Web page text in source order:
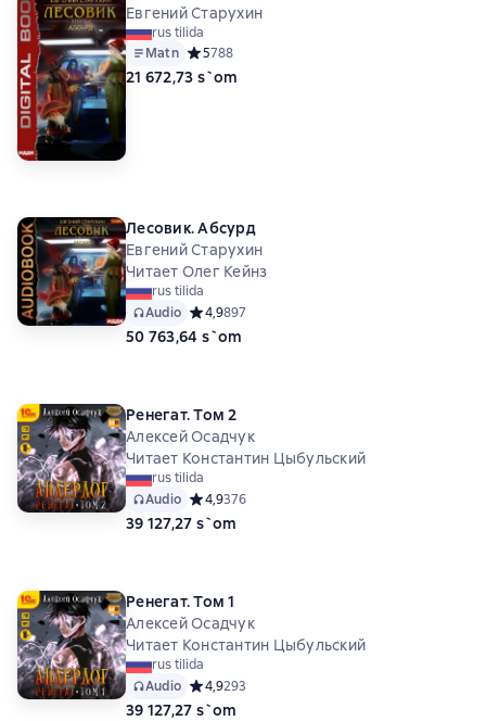
Евгений Старухин
rus tilida
Matn Средний рейтинг 5 на основе 788 оценок
5788
21 672,73 s`om
Лесовик. Абсурд
Евгений Старухин
Читает Олег Кейнз
rus tilida
Audio Средний рейтинг 4,9 на основе 897 оценок
4,9897
50 763,64 s`om
Ренегат. Том 2
Алексей Осадчук
Читает Константин Цыбульский
rus tilida
Audio Средний рейтинг 4,9 на основе 376 оценок
4,9376
39 127,27 s`om
Ренегат. Том 1
Алексей Осадчук
Читает Константин Цыбульский
rus tilida
Audio Средний рейтинг 4,9 на основе 293 оценок
4,9293
39 127,27 s`om